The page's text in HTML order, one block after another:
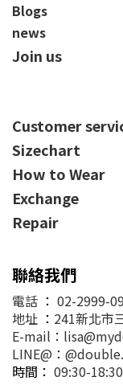
Blogs
news
Join us
Customer
Sizechart
How to Wear
Exchange
Repair
聯絡我們
電話 ： 02-2999-
地址 ： 241新北市
E-mail：
LINE@：
時間： 09:30-